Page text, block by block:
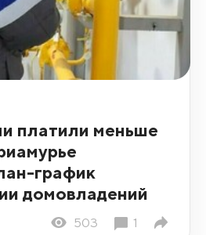
платили меньше
график
домовладений
503 1